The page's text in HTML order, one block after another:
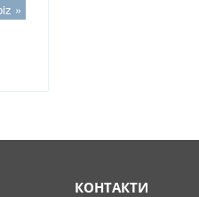
»
КОНТАКТИ